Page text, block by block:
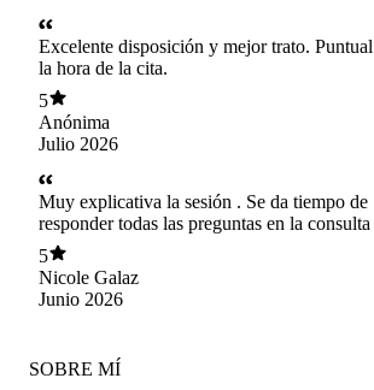
Excelente disposición y mejor trato.
la hora de la cita.
5
Anónima
Julio 2026
Muy explicativa la sesión . Se da tiempo de
responder todas las preguntas en la consulta
5
Nicole Galaz
Junio 2026
SOBRE MÍ